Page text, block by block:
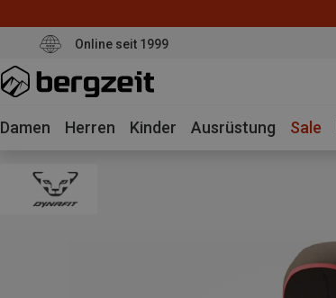
Online seit 1999
Damen Herren Kinder Ausrüstung Sale